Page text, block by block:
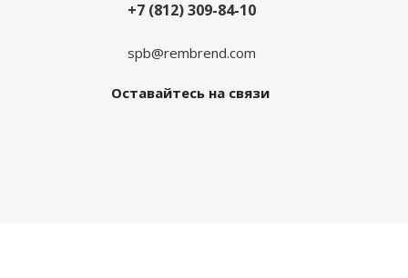
+7 (812) 309-84-10
spb@rembrend.com
Оставайтесь на связи